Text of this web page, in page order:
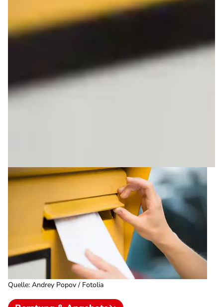
Quelle: Andrey Popov / Fotolia